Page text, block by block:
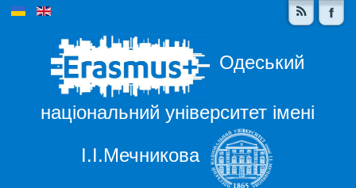
Одеський
національний університет імені
І.І.Мечникова